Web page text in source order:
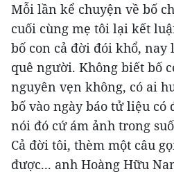
Mỗi lần kể chuyện về bố
cuối cùng mẹ tôi lại kết
bố con cả đời đói khổ,
quê người. Không biết bố
nguyên vẹn không, có ai
bố vào ngày báo tử liệu có
nói đó cứ ám ảnh trong
Cả đời tôi, thèm một câu
được... anh Hoàng Hữu